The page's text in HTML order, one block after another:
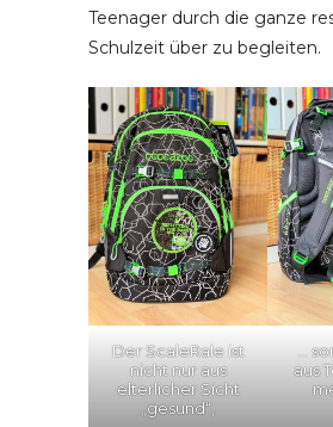
Teenager durch die ganze
Schulzeit über zu begleiten.
Der ScaleRale ist
nicht nur aus
elterlicher Sicht
„gesund“,
…
aus